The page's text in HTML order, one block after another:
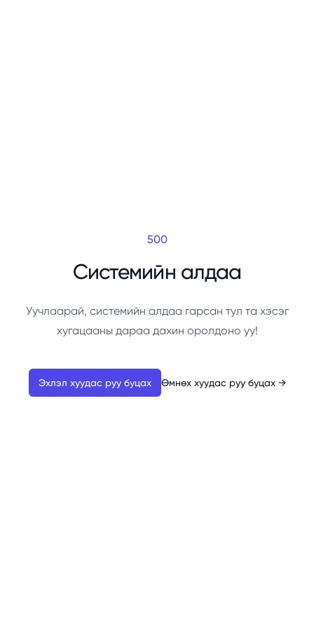
500
Системийн алдаа
Уучлаарай, системийн алдаа гарсан тул та хэсэг
хугацааны дараа дахин оролдоно уу!
Эхлэл хуудас руу буцах Өмнөх хуудас руу буцах →